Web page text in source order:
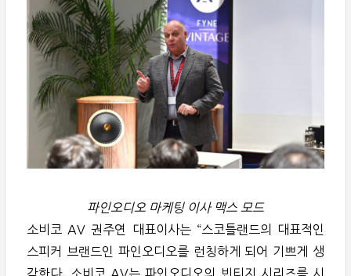
파인오디오 마케팅 이사 맥스 모드
소비코 AV 권주연 대표이사는 “스코틀랜드의 대표적인
스피커 브랜드인 파인오디오를 런칭하게 되어 기쁘게 생